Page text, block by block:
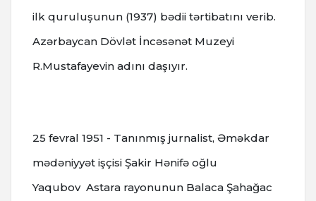
ilk quruluşunun (1937) bədii tərtibatını verib.
Azərbaycan Dövlət İncəsənət Muzeyi
R.Mustafayevin adını daşıyır.
25 fevral 1951 - Tanınmış jurnalist, Əməkdar
mədəniyyət işçisi Şakir Hənifə oğlu
Yaqubov Astara rayonunun Balaca Şahağac